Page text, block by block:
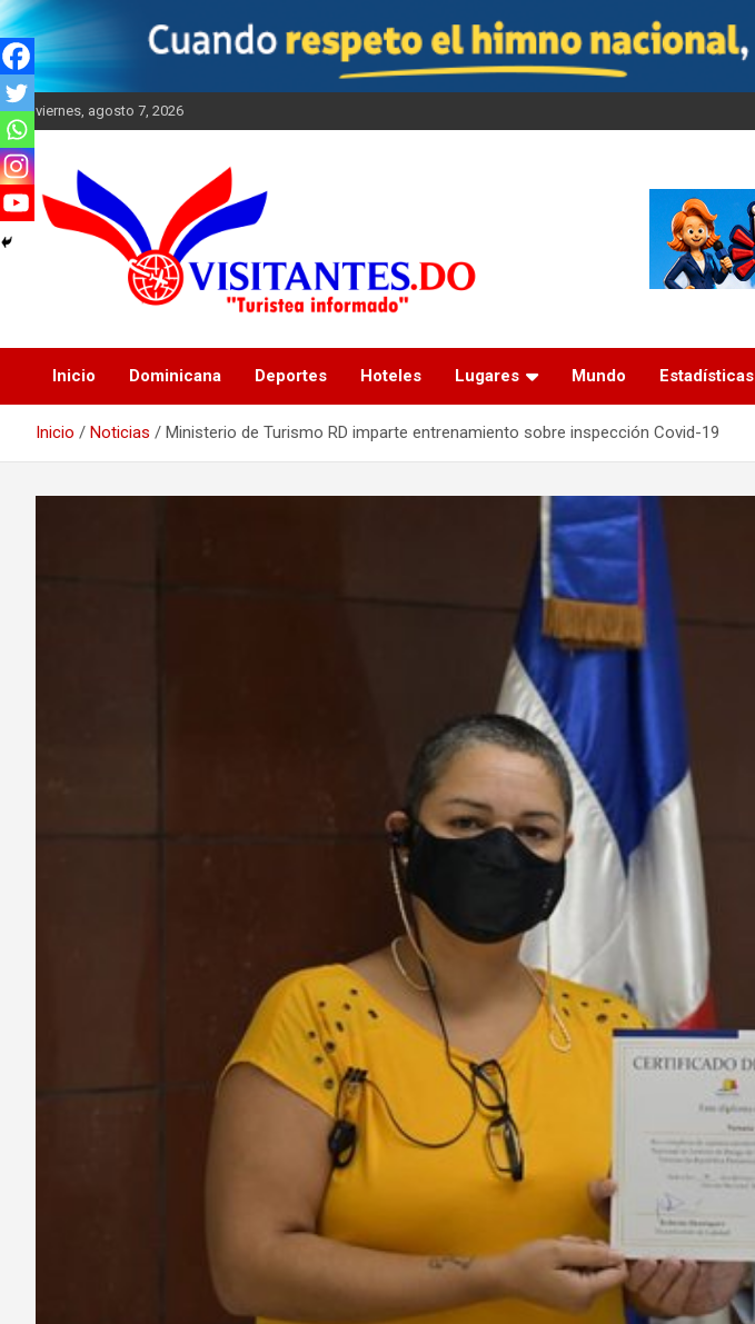
Saltar
al
contenido
viernes, agosto 7, 2026
Visitantes
Inicio Dominicana Deportes Hoteles Lugares Mundo Estadísticas
Inicio Noticias Ministerio de Turismo RD imparte entrenamiento sobre inspección Covid-19